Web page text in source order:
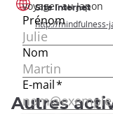
Site Internet
http://mindfulness-
Autres